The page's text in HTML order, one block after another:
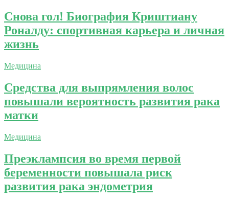
Снова гол! Биография Криштиану
Роналду: спортивная карьера и личная
жизнь
Медицина
Средства для выпрямления волос
повышали вероятность развития рака
матки
Медицина
Преэклампсия во время первой
беременности повышала риск
развития рака эндометрия